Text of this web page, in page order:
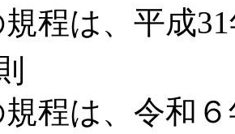
は、平成31
則
は、令和６